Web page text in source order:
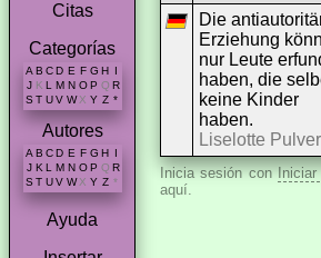
Citas
Categorías
A B C D E F G H I
J K L M N O P Q R
S T U V W X Y Z *
Autores
A B C D E F G H
J K L M N O P Q R
S T U V W X Y Z *
Ayuda
Die
Erziehung
nur Leute
haben, die
keine Kinder
haben.
Liselotte Pulver
Inicia sesión conIniciar
aquí.